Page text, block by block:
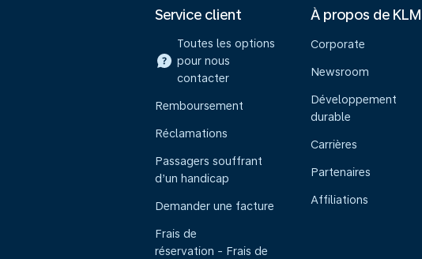
Service client
Toutes les options
pour nous
contacter
Remboursement
Réclamations
Passagers souffrant
d’un handicap
Demander une facture
Frais de
réservation - Frais de
À propos de KLM
Corporate
Newsroom
Développement
durable
Carrières
Partenaires
Affiliations